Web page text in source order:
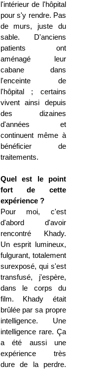
l'intérieur de l'hôpital
pour s'y rendre. Pas
de murs, juste du
sable. D'anciens
patients ont
aménagé leur
cabane dans
l'enceinte de
l'hôpital ; certains
vivent ainsi depuis
des dizaines
d'années et
continuent même à
bénéficier de
traitements.
Quel est le point
fort de cette
expérience ?
Pour moi, c'est
d'abord d'avoir
rencontré Khady.
Un esprit lumineux,
fulgurant, totalement
surexposé, qui s'est
transfusé, j'espère,
dans le corps du
film. Khady était
brûlée par sa propre
intelligence. Une
intelligence rare. Ça
a été aussi une
expérience très
dure de la perdre.